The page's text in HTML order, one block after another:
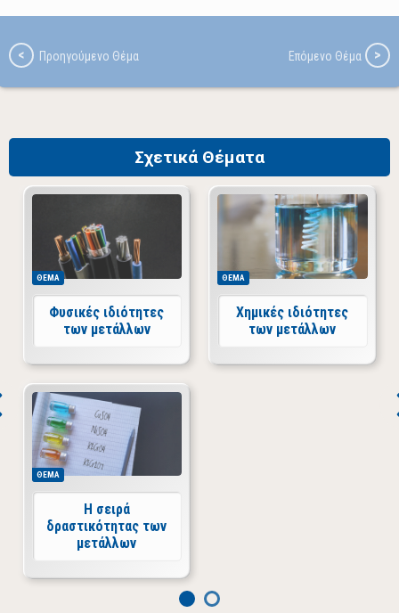
Σχετικά Θέματα
ΘΕΜΑ
Φυσικές ιδιότητες
των μετάλλων
ΘΕΜΑ
Χημικές ιδιότητες
των μετάλλων
ΘΕΜΑ
H σειρά
δραστικότητας των
μετάλλων